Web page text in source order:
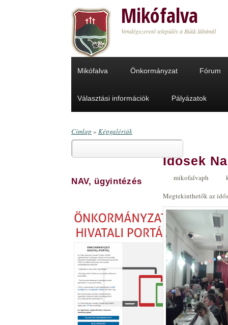
Mikófalva
Vendégszerető település a Bükk lábánál
Mikófalva Önkormányzat Fórum
Választási információk Pályázatok
Címlap » Képgalériák
Keresés
NAV, ügyintézés
Idősek
mikofalvaph
Megtekinthetők az